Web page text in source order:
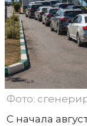
Фото:
С начала